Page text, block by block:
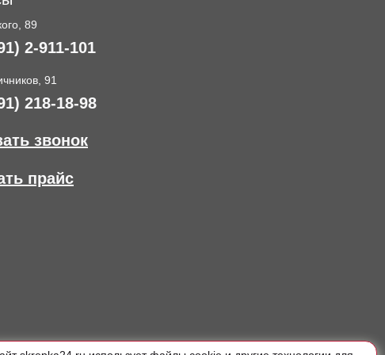
89
2-911-101
91
218-18-98
звонок
прайс